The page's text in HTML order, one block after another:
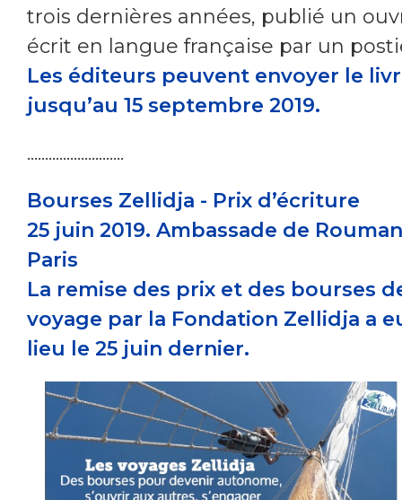
trois dernières années, publié un
écrit en langue française par un
Les éditeurs peuvent envoyer le
jusqu’au 15 septembre 2019.
...........................
Bourses Zellidja - Prix d’écriture
25 juin 2019. Ambassade de
Paris
La remise des prix et des bourses
voyage par la Fondation Zellidja a
lieu le 25 juin dernier.